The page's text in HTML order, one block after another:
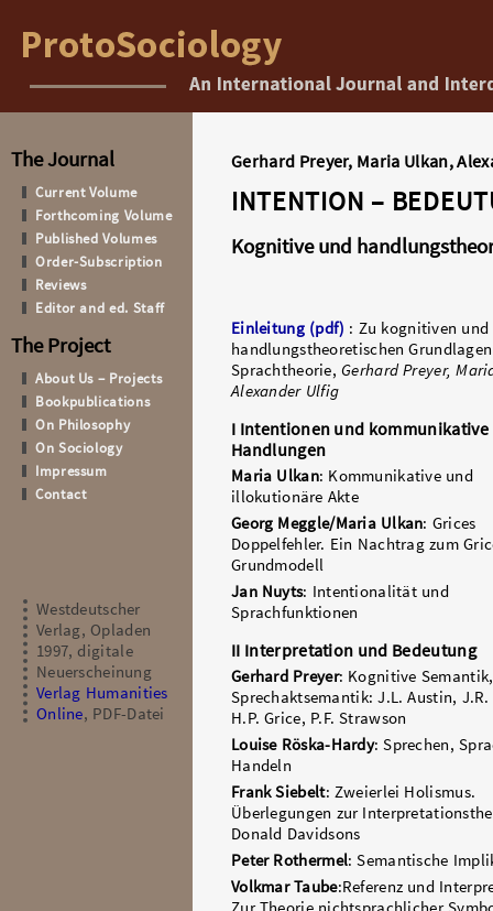
The Journal
Current Volume
Forthcoming Volume
Published Volumes
Order-Subscription
Reviews
Editor and ed. Staff
The Project
About Us – Projects
Bookpublications
On Philosophy
On Sociology
Impressum
Contact
Einleitung (pdf) : Zu kognitiven und
handlungstheoretischen
Sprachtheorie,Gerhard Preyer,
Alexander Ulfig
I Intentionen und kommunikative
Handlungen
Maria Ulkan: Kommunikative und
illokutionäre Akte
Georg Meggle/Maria Ulkan: Grices
Doppelfehler. Ein Nachtrag zum
Grundmodell
Jan Nuyts: Intentionalität und
Sprachfunktionen
II Interpretation und Bedeutung
Gerhard Preyer: Kognitive
Sprechaktsemantik: J.L. Austin, J.R.
H.P. Grice, P.F. Strawson
Louise Röska-Hardy: Sprechen,
Handeln
Frank Siebelt: Zweierlei Holismus.
Überlegungen zur
Donald Davidsons
Peter Rothermel: Semantische
Volkmar Taube:Referenz und
Gerhard Preyer, Maria Ulkan,
INTENTION –
Kognitive und
Westdeutscher
Verlag, Opladen
1997, digitale
Neuerscheinung
Verlag Humanities
Online, PDF-Datei